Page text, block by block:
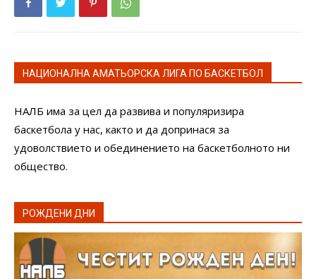
НАЦИОНАЛНА АМАТЬОРСКА ЛИГА ПО БАСКЕТБОЛ
НАЛБ има за цел да развива и популяризира
баскетбола у нас, както и да допринася за
удоволствието и обединението на баскетболното ни
общество.
РОЖДЕНИ ДНИ